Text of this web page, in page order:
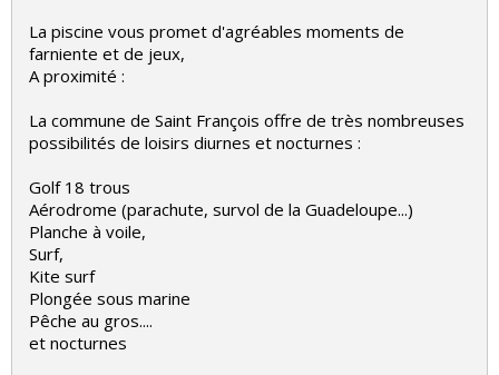
La piscine vous promet d'agréables moments de
farniente et de jeux,
A proximité :
La commune de Saint François offre de très nombreuses
possibilités de loisirs diurnes et nocturnes :
Golf 18 trous
Aérodrome (parachute, survol de la Guadeloupe...)
Planche à voile,
Surf,
Kite surf
Plongée sous marine
Pêche au gros....
et nocturnes